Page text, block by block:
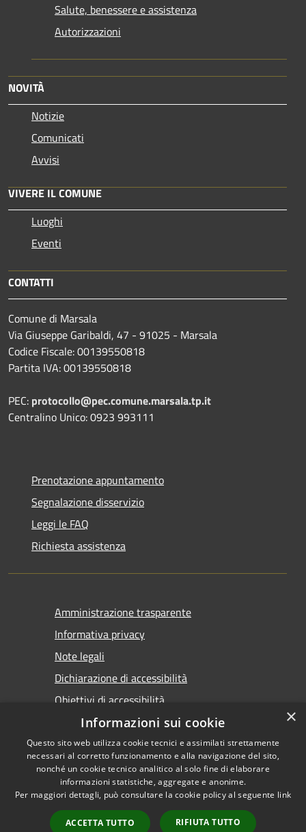
Salute, benessere e assistenza
Autorizzazioni
NOVITÀ
Notizie
Comunicati
Avvisi
VIVERE IL COMUNE
Luoghi
Eventi
CONTATTI
Comune di Marsala
Via Giuseppe Garibaldi, 47 - 91025 - Marsala
Codice Fiscale: 00139550818
Partita IVA: 00139550818
PEC: protocollo@pec.comune.marsala.tp.it
Centralino Unico: 0923 993111
Prenotazione appuntamento
Segnalazione disservizio
Leggi le FAQ
Richiesta assistenza
Amministrazione trasparente
Informativa privacy
Note legali
Dichiarazione di accessibilità
Obiettivi di accessibilità
Accessibilità
Copyright © 2026 • Comune di
Marsala • Powered by
Municipium•
Accesso
×
Informazioni sui cookie
Questo sito web utilizza cookie tecnici e assimilati strettamente
necessari al corretto funzionamento e alla navigazione del sito,
nonché un cookie tecnico analitico al solo fine di elaborare
informazioni statistiche, aggregate e anonime.
Per maggiori dettagli, può consultare la cookie policy al seguente link
ACCETTA TUTTO RIFIUTA TUTTO